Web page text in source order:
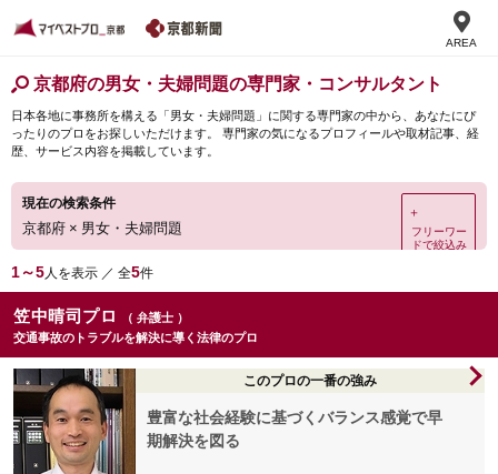
AREA
京都府の男女・夫婦問題の専門家・コンサルタント
日本各地に事務所を構える「男女・夫婦問題」に関する専門家の中から、あなたにぴ
ったりのプロをお探しいただけます。 専門家の気になるプロフィールや取材記事、経
歴、サービス内容を掲載しています。
現在の検索条件
京都府 × 男女・夫婦問題
＋
フリーワー
ドで絞込み
1～5人を表示 ／ 全5件
笠中晴司プロ
（ 弁護士 ）
交通事故のトラブルを解決に導く法律のプロ
このプロの一番の強み
豊富な社会経験に基づくバランス感覚で早
期解決を図る